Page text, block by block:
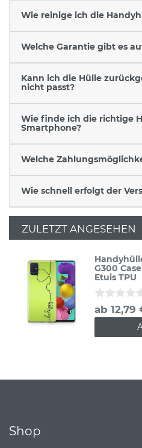
Wie reinige ich die
Welche Garantie gibt es
Kann ich die Hülle
nicht passt?
Wie finde ich die richtige
Smartphone?
Welche
Wie schnell erfolgt der
ZULETZT ANGESEHEN
G300
Etuis TPU
ab 12,79
Shop